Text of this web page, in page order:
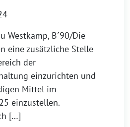
Westkamp, B´90/Die
eine zusätzliche Stelle
der
einzurichten und
Mittel im
einzustellen.
[…]